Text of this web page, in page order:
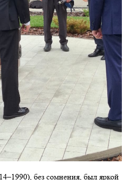
без сомнения, был яркой